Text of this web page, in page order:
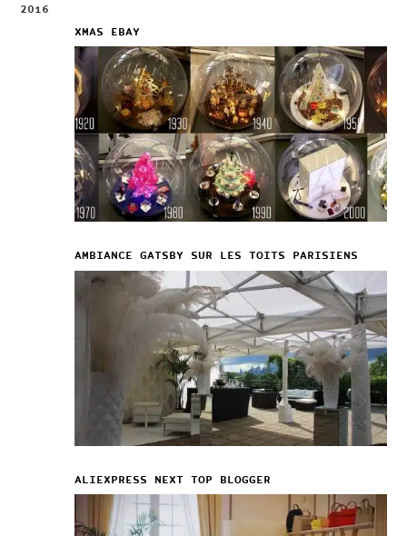
2016
XMAS EBAY
AMBIANCE GATSBY SUR LES TOITS PARISIENS
ALIEXPRESS NEXT TOP BLOGGER